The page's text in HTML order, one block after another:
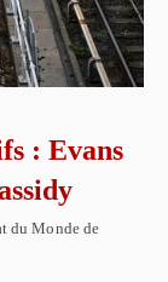
: Evans
du Monde de